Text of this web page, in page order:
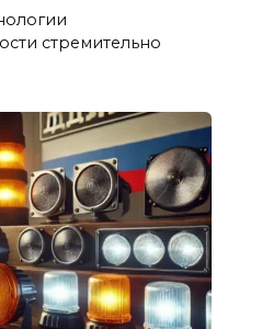
стремительно